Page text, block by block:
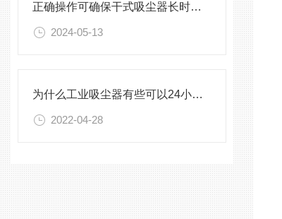
正确操作可确保干式吸尘器长时间稳定运行
2024-05-13
为什么工业吸尘器有些可以24小时工作有些却不可以
2022-04-28